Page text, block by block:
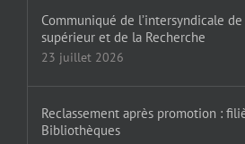
Communiqué de l’intersyndicale
supérieur et de la Recherche
23 juillet 2026
Reclassement après promotion :
Bibliothèques